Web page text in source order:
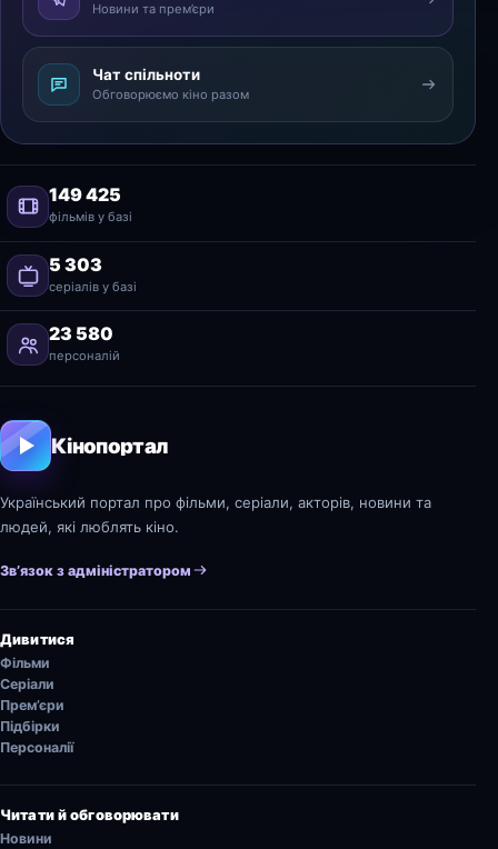
Новини та прем’єри
Чат спільноти
Обговорюємо кіно разом
149 425
фільмів у базі
5 303
серіалів у базі
23 580
персоналій
Кінопортал
Український портал про фільми, серіали, акторів, новини та
людей, які люблять кіно.
Зв’язок з адміністратором
Дивитися
Фільми
Серіали
Прем’єри
Підбірки
Персоналії
Читати й обговорювати
Новини